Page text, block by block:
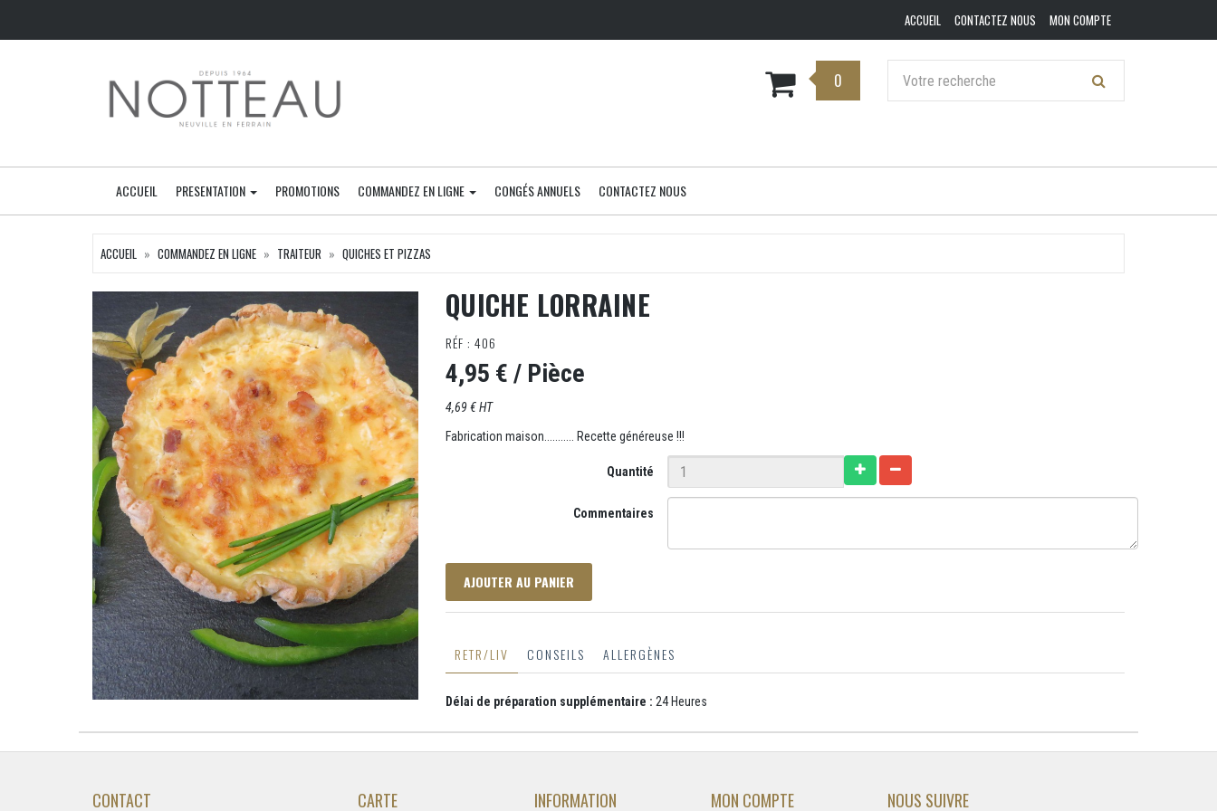
ACCUEIL CONTACTEZ NOUS MON COMPTE
0
ACCUEIL PRESENTATION PROMOTIONS COMMANDEZ EN LIGNE CONGÉS ANNUELS CONTACTEZ NOUS
ACCUEIL COMMANDEZ EN LIGNE TRAITEUR QUICHES ET PIZZAS
QUICHE LORRAINE
RÉF : 406
4,95 € / Pièce
4,69 € HT
Fabrication maison........... Recette généreuse !!!
Quantité
Commentaires
AJOUTER AU PANIER
RETR/LIV CONSEILS ALLERGÈNES
Délai de préparation supplémentaire : 24 Heures
CONTACT CARTE INFORMATION MON COMPTE NOUS SUIVRE